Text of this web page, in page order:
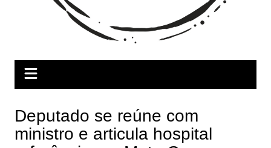
Deputado se reúne com
ministro e articula hospital